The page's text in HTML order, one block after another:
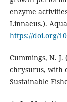
enzyme
Linnaeus.).
https://doi.org/
Cummings, N.
chrysurus, with
Sustainable